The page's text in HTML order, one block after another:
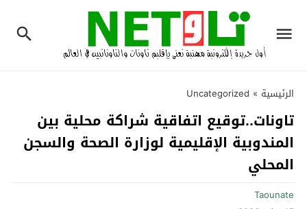
الرئيسية »
Uncategorized
تاونات..توقيع اتفاقية شراكة محلية بين
المندوبية الإقليمية لوزارة الصحة والسجن
المحلي
Taounate